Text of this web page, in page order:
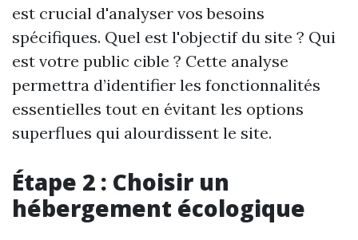
est crucial d'analyser vos besoins
spécifiques. Quel est l'objectif du site ? Qui
est votre public cible ? Cette analyse
permettra d’identifier les fonctionnalités
essentielles tout en évitant les options
superflues qui alourdissent le site.
Étape 2 : Choisir un
hébergement écologique